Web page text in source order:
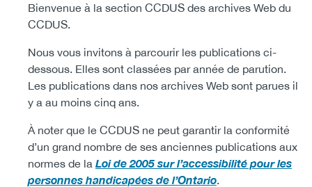
(CCSA)
BodyBienvenue à la section CCDUS des archives Web du
CCDUS.
Nous vous invitons à parcourir les publications ci-
dessous. Elles sont classées par année de parution.
Les publications dans nos archives Web sont parues il
y a au moins cinq ans.
À noter que le CCDUS ne peut garantir la conformité
d’un grand nombre de ses anciennes publications aux
normes de la Loi de 2005 sur l’accessibilité pour les
personnes handicapées de l’Ontario.